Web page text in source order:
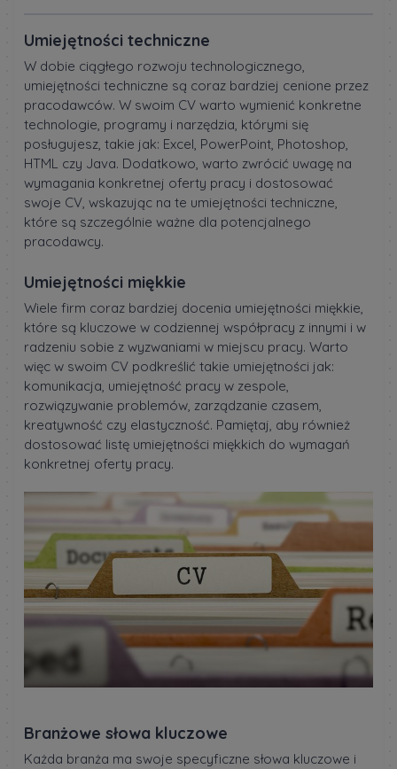
Umiejętności techniczne
W dobie ciągłego rozwoju technologicznego,
umiejętności techniczne są coraz bardziej cenione przez
pracodawców. W swoim CV warto wymienić konkretne
technologie, programy i narzędzia, którymi się
posługujesz, takie jak: Excel, PowerPoint, Photoshop,
HTML czy Java. Dodatkowo, warto zwrócić uwagę na
wymagania konkretnej oferty pracy i dostosować
swoje CV, wskazując na te umiejętności techniczne,
które są szczególnie ważne dla potencjalnego
pracodawcy.
Umiejętności miękkie
Wiele firm coraz bardziej docenia umiejętności miękkie,
które są kluczowe w codziennej współpracy z innymi i w
radzeniu sobie z wyzwaniami w miejscu pracy. Warto
więc w swoim CV podkreślić takie umiejętności jak:
komunikacja, umiejętność pracy w zespole,
rozwiązywanie problemów, zarządzanie czasem,
kreatywność czy elastyczność. Pamiętaj, aby również
dostosować listę umiejętności miękkich do wymagań
konkretnej oferty pracy.
Branżowe słowa kluczowe
Każda branża ma swoje specyficzne słowa kluczowe i